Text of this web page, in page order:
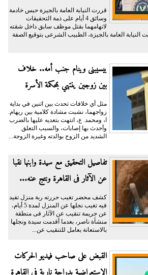
قررت النيابة العامة بالجيزة حبس خادمة
وسائق 4 أيام على ذمة التحقيقات
لاتهامهما بقتل موظف سابق داخل شقته
العامة بالجيزة، الطبيب الشرعى بتوقيع الصفة
بيسيبنى وينام جنب أمه.. خلاف
بين زوجين ينتهي بمحكمة الأسرة
مثل أي خلافات تحدث بين اثنين في بداية
زواجهما، نشبت مشادة كلامية بين ريهام.
ا، ومحمد. ع، انتهت بتعديه عليها بالضرب
وأحدث بها إصابات، والسبب التعلق
الشديد من الزوج بوالدته وغيرة الزوجة...
تفاصيل التحقيق مع سيدة وابنها نقبا
عن الآثار فى القاهرة ونتج عنه...
كشف محضر تغيب حررته ربة منزل تفيد
فيه تغيب نجلها عن المنزل لمدة 5 أيام،
عن جريمة تنقيب عن الآثار فى منطقة
منشأة ناصر، بعدما أقدمت سيدة ونجلها
بالاستعانة بعامل للتنقيب عن...
القبض على صاحب فيديو الحركات